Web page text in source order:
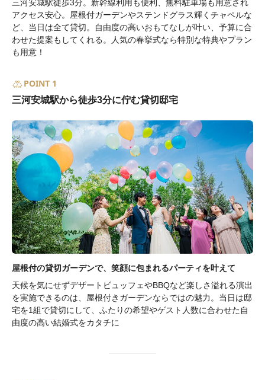
三河安城駅徒歩3分。新幹線利用も便利、無料駐車場も用意され
アクセス安心。屋根付ガーデンやステンドグラス輝くチャペルな
ど、当日は全て貸切。自由度の高いおもてなしが叶い、予算に合
わせた提案もしてくれる。人気の春挙式なら特別な特典やプラン
も用意！
POINT 1
三河安城駅から徒歩3分に佇む貸切邸宅
屋根付の貸切ガーデンで、笑顔に包まれるパーティを叶えて
天候を気にせずデザートビュッフェやBBQなど楽しさ溢れる演出
を実施できるのは、屋根付きガーデンならではの魅力。当日は邸
宅を1組で貸切にして、ふたりの希望やゲスト人数に合わせた自
由度の高い結婚式をカタチに